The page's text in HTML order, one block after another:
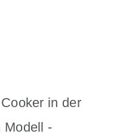
in der
Modell -